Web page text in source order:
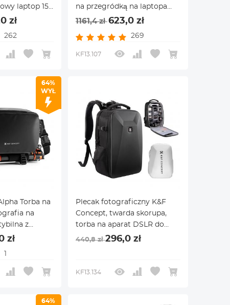
laptop 15 l
statyw i
olympus
zł
262
na przegródką na laptopa
Uchwyt na statyw
przeciwdeszczowy Plecak
turystyczny DSLR dla kobiet
1161,4 zł623,0 zł
269
KF13.107
64%
WYŁ
Torba na
na
z
/ Nikon /
zł
Plecak fotograficzny K&F
Concept, twarda skorupa,
torba na aparat DSLR do
fotografii z przegrodą na
aparat, kompatybilna z
440,8 zł296,0 zł
KF13.134
64%